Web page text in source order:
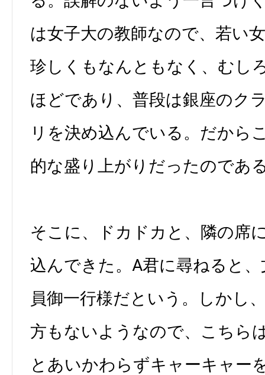
は女子大の教師なので、若い
珍しくもなんともなく、むし
ほどであり、普段は銀座のク
リを決め込んでいる。だから
的な盛り上がりだったのであ
そこに、ドカドカと、隣の席
込んできた。A君に尋ねると
員御一行様だという。しかし
方もないようなので、こちら
とあいかわらずキャーキャー